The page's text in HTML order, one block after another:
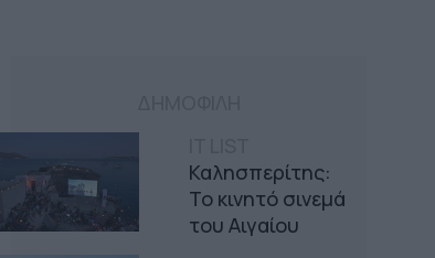
Καλησπερίτης:
Το κινητό σινεμά
του Αιγαίου